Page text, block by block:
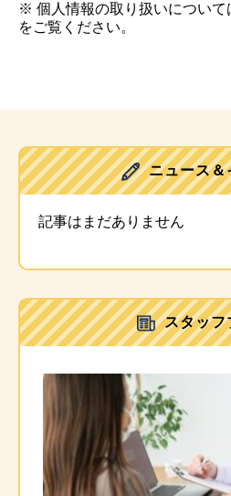
※ 個人情報の取り扱いについて
をご覧ください。
ニュース＆
記事はまだありません
スタッフ